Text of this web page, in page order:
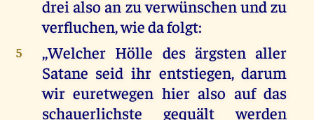
drei also an zu verwünschen und zu
verfluchen, wie da folgt:
5
,,Welcher Hölle des ärgsten aller
Satane seid ihr entstiegen, darum
wir euretwegen hier also auf das
schauerlichste gequält werden